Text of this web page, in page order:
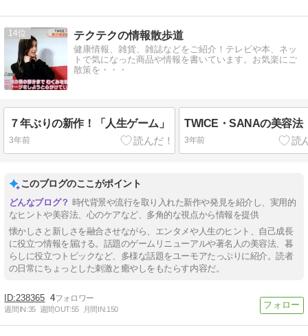
14 テクテクの情報散歩道
健康情報、雑貨、雑誌などをご紹介！テレビや本、ネッ
トで気になった商品や情報を書いています。お気楽にご
散策を・・・
７年ぶりの新作！「人生ゲーム」
3年前
TWICE・SANAの美容法
3年前
このブログのここがポイント
時代背景や流行を取り入れた新作や発見を紹介し、実用的
なヒントや美容法、心のケアなど、多角的な視点から情報を提供
懐かしさと新しさを融合させながら、エンタメや人生のヒント、自己成長
に役立つ情報を届ける。話題のゲームリニューアルや著名人の美容法、暮
らしに役立つトピックなど、多様な話題をユーモアたっぷりに紹介。読者
の日常にちょっとした刺激と癒やしをもたらす内容だ。
238365 4
週間IN:35 週間OUT:55 月間IN:150